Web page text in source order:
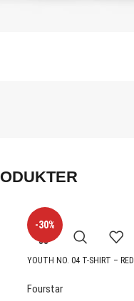
-30%
YOUTH NO. 04 T-SHIRT – RED
Fourstar